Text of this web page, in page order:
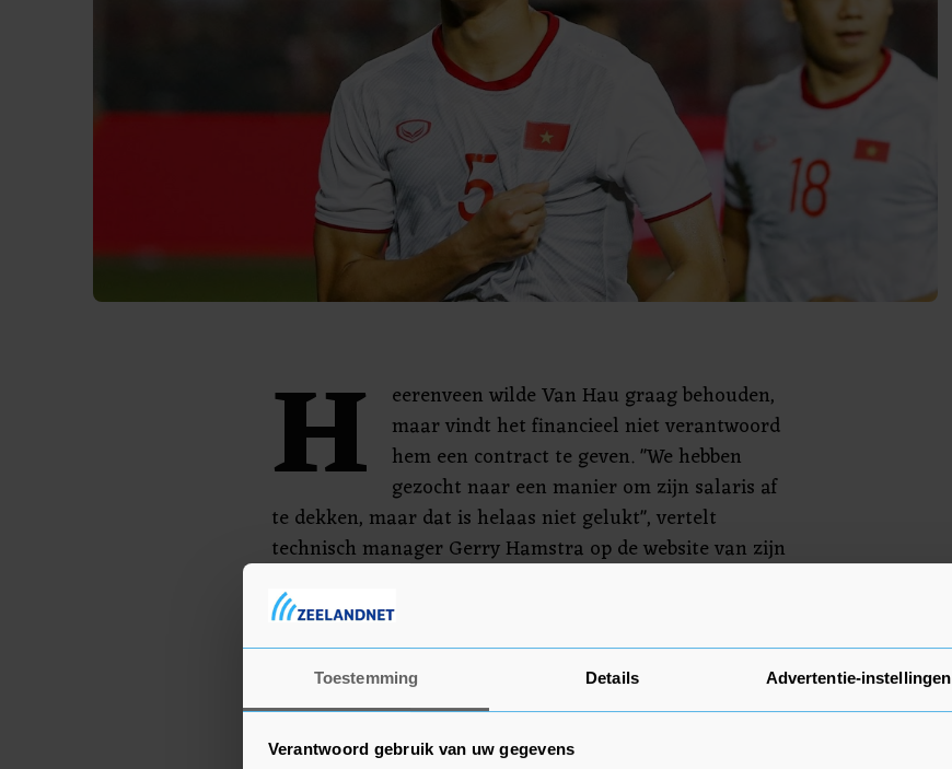
Toestemming Details Advertentie-instellingen
Verantwoord gebruik van uw gegevens
H
eerenveen wilde Van Hau graag behouden,
maar vindt het financieel niet verantwoord
hem een contract te geven. "We hebben
gezocht naar een manier om zijn salaris af
te dekken, maar dat is helaas niet gelukt", vertelt
technisch manager Gerry Hamstra op de website van zijn
kans. Echter moeten wij als club prioriteiten stellen."